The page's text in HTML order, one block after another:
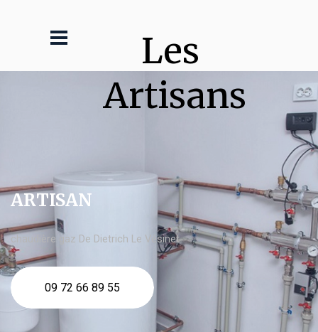
Les
Artisans
ARTISAN
chaudière gaz De Dietrich Le Vésinet
09 72 66 89 55